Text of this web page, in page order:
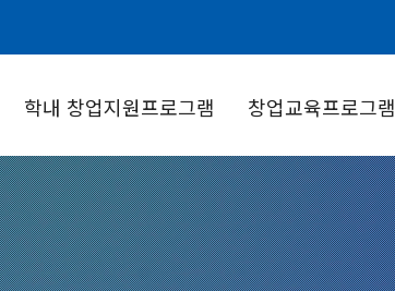
학내 창업지원프로그램 창업교육프로그램